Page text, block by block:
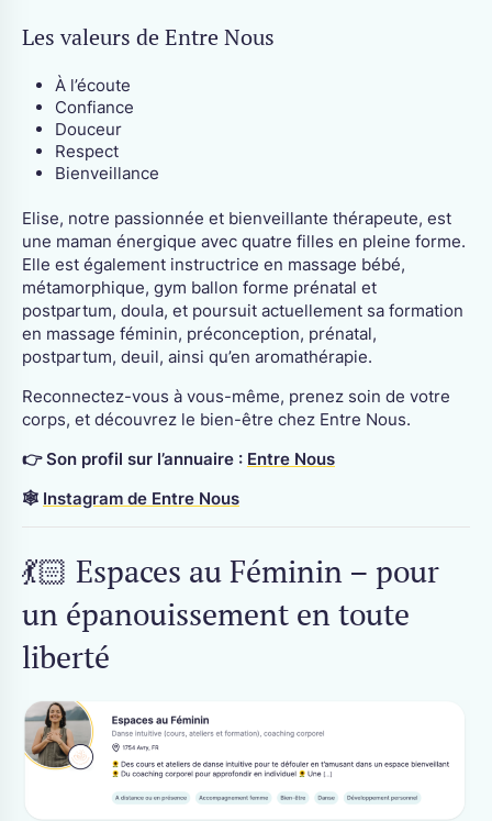
Les valeurs de Entre Nous
À l’écoute
Confiance
Douceur
Respect
Bienveillance
Elise, notre passionnée et bienveillante thérapeute, est
une maman énergique avec quatre filles en pleine forme.
Elle est également instructrice en massage bébé,
métamorphique, gym ballon forme prénatal et
postpartum, doula, et poursuit actuellement sa formation
en massage féminin, préconception, prénatal,
postpartum, deuil, ainsi qu’en aromathérapie.
Reconnectez-vous à vous-même, prenez soin de votre
corps, et découvrez le bien-être chez Entre Nous.
👉 Son profil sur l’annuaire : Entre Nous
🕸 Instagram de Entre Nous
💃🏻 Espaces au Féminin – pour
un épanouissement en toute
liberté